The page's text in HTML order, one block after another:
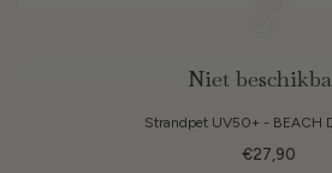
Niet
Strandpet UV50+ - BEACH
€27,90